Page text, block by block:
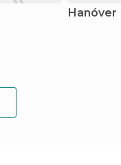
Hanóver